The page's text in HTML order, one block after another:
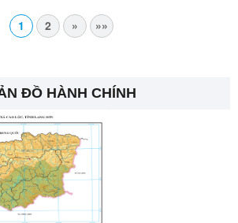
1 2 » »»
ĐỒ HÀNH CHÍNH